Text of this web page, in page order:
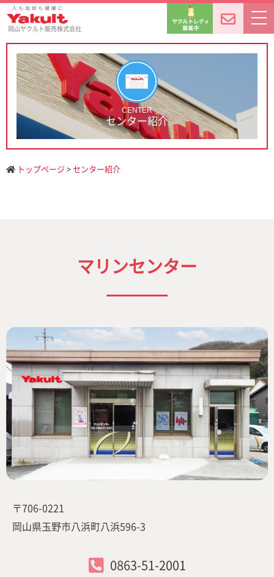
岡山ヤクルト販売株式会社
CENTER
センター紹介
トップページ >センター紹介
マリンセンター
〒706-0221
岡山県玉野市八浜町八浜596-3
0863-51-2001